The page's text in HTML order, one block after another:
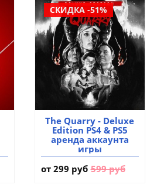
СКИДКА -51%
The Quarry - Deluxe
Edition PS4 & PS5
аренда аккаунта
игры
от 299 руб 599 руб